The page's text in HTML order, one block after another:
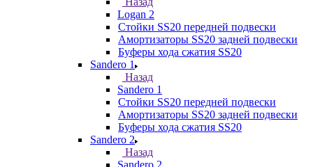
Logan 2
Стойки SS20 передней подвески
Амортизаторы SS20 задней подвески
Буферы хода сжатия SS20
Sandero 1
Назад
Sandero 1
Стойки SS20 передней подвески
Амортизаторы SS20 задней подвески
Буферы хода сжатия SS20
Sandero 2
Назад
Sandero 2